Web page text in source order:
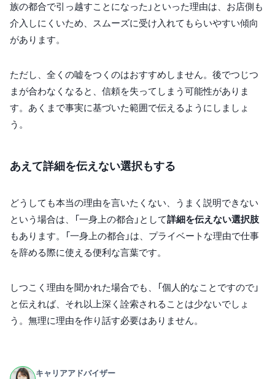
族の都合で引っ越すことになった」といった理由は、お店側も
介入しにくいため、スムーズに受け入れてもらいやすい傾向
があります。
ただし、全くの嘘をつくのはおすすめしません。後でつじつ
まが合わなくなると、信頼を失ってしまう可能性がありま
す。あくまで事実に基づいた範囲で伝えるようにしましょ
う。
あえて詳細を伝えない選択もする
どうしても本当の理由を言いたくない、うまく説明できない
という場合は、「一身上の都合」として詳細を伝えない選択肢
もあります。「一身上の都合」は、プライベートな理由で仕事
を辞める際に使える便利な言葉です。
しつこく理由を聞かれた場合でも、「個人的なことですので」
と伝えれば、それ以上深く詮索されることは少ないでしょ
う。無理に理由を作り話す必要はありません。
キャリアアドバイザー